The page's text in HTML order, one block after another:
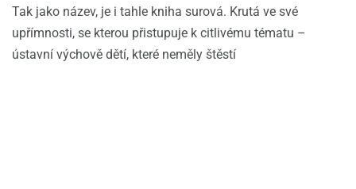
Tak jako název, je i tahle kniha surová. Krutá ve své
upřímnosti, se kterou přistupuje k citlivému tématu –
ústavní výchově dětí, které neměly štěstí